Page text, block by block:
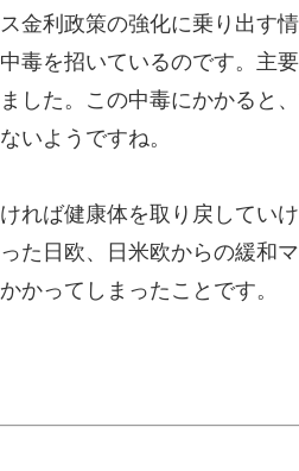
金利政策の強化に乗り出す
毒を招いているのです。主
した。この中毒にかかると
いようですね。
れば健康体を取り戻してい
た日欧、日米欧からの緩和
かってしまったことです。